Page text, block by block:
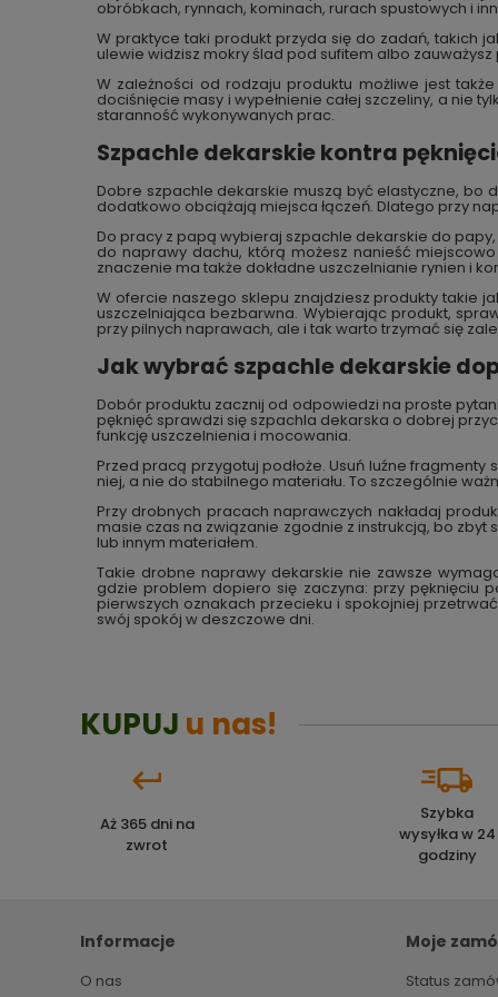
obróbkach, rynnach, kominach, rurach spustowych i
W praktyce taki produkt przyda się do zadań, takich
ulewie widzisz mokry ślad pod sufitem albo
W zależności od rodzaju produktu możliwe jest
dociśnięcie masy i wypełnienie całej szczeliny, a nie
staranność wykonywanych prac.
Szpachle dekarskie kontra
Dobre szpachle dekarskie muszą być elastyczne, bo
dodatkowo obciążają miejsca łączeń. Dlatego przy
Do pracy z papą wybieraj szpachle dekarskie do
do naprawy dachu, którą możesz nanieść
znaczenie ma także dokładne uszczelnianie rynien i
W ofercie naszego sklepu znajdziesz produkty takie
uszczelniająca bezbarwna. Wybierając produkt,
przy pilnych naprawach, ale i tak warto trzymać się
Jak wybrać szpachle dekarskie
Dobór produktu zacznij od odpowiedzi na proste
pęknięć sprawdzi się szpachla dekarska o dobrej
funkcję uszczelnienia i mocowania.
Przed pracą przygotuj podłoże. Usuń luźne
niej, a nie do stabilnego materiału. To szczególnie
Przy drobnych pracach naprawczych nakładaj
masie czas na związanie zgodnie z instrukcją, bo
lub innym materiałem.
Takie drobne naprawy dekarskie nie zawsze
gdzie problem dopiero się zaczyna: przy pęknięciu
pierwszych oznakach przecieku i spokojniej
swój spokój w deszczowe dni.
KUPUJ u nas!
Aż 365 dni na
zwrot
Szybka
wysyłka w 24
godziny
Informacje
O nas
Moje
Status